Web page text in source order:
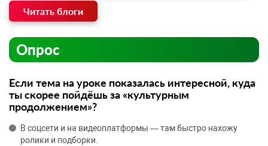
Читать блоги
Опрос
Если тема на уроке показалась интересной, куда
ты скорее пойдёшь за «культурным
продолжением»?
В соцсети и на видеоплатформы — там быстро нахожу
ролики и подборки.